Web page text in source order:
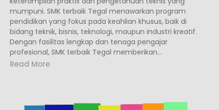
mumpuni. SMK terbaik Tegal menawarkan program
pendidikan yang fokus pada keahlian khusus, baik di
bidang teknik, bisnis, teknologi, maupun industri kreatif.
Dengan fasilitas lengkap dan tenaga pengajar
profesional, SMK terbaik Tegal memberikan...
Read More